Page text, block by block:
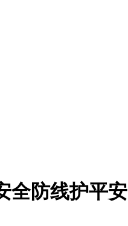
全防线护平安